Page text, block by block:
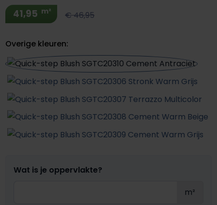
41,95 m² € 46,95
Overige kleuren:
Wat is je oppervlakte?
m²